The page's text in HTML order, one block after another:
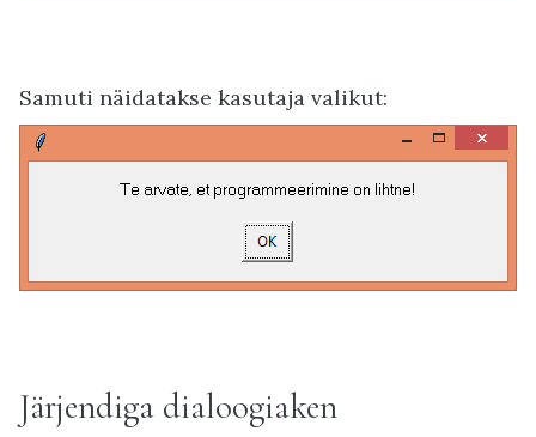
Samuti näidatakse kasutaja valikut:
Järjendiga dialoogiaken